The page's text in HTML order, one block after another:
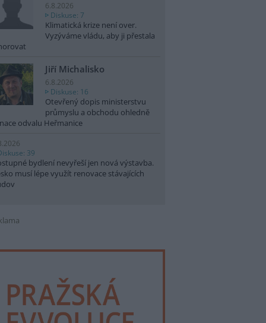
6.8.2026
Diskuse: 7
Klimatická krize není over.
Vyzýváme vládu, aby ji přestala
Jiří Michalisko
6.8.2026
Diskuse: 16
Otevřený dopis ministerstvu
průmyslu a obchodu ohledně
odvalu Heřmanice
39
bydlení nevyřeší jen nová výstavba.
musí lépe využít renovace stávajících